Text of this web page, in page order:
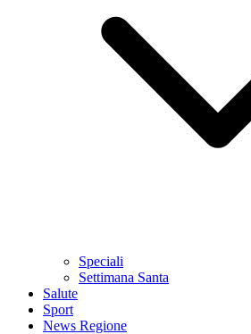
Speciali
Settimana Santa
Salute
Sport
News Regione